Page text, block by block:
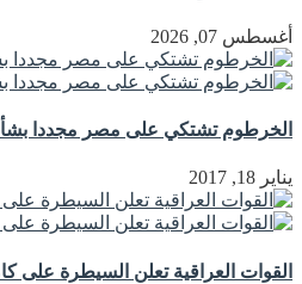
أغسطس 07, 2026
الخرطوم تشتكي على مصر مجددا
يناير 18, 2017
القوات العراقية تعلن السيطرة